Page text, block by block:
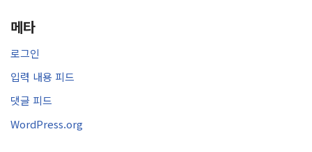
메타
로그인
입력 내용 피드
댓글 피드
WordPress.org